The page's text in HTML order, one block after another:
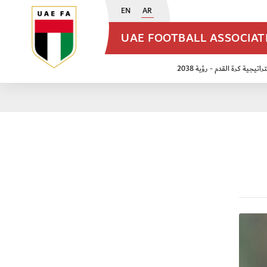
EN AR
UAE FOOTBALL
كرة القدم - رؤية 2038